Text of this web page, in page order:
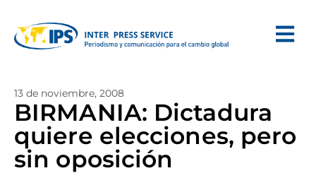
13 de noviembre, 2008
BIRMANIA: Dictadura
quiere elecciones, pero
sin oposición